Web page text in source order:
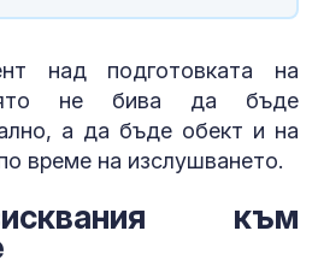
над подготовката на
не бива да бъде
а да бъде обект и на
време на изслушването.
към